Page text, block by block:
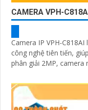
CAMERA VPH-
Camera IP VPH-
công nghệ tiên tiến, giúp
phân giải 2MP, camera